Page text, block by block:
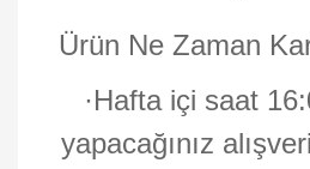
Ürün Ne Zaman
·Hafta içi saat
yapacağınız